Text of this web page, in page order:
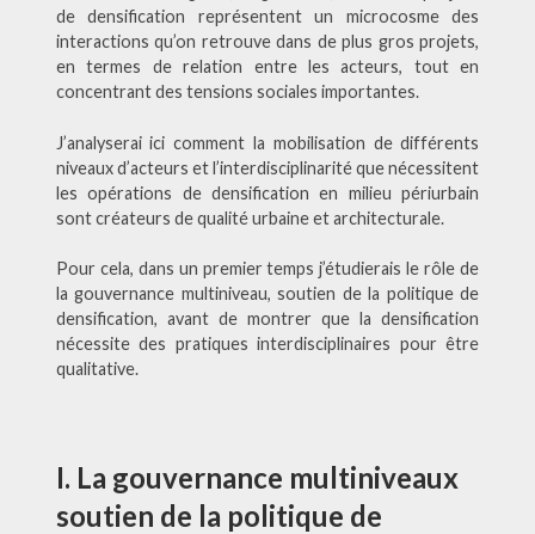
de densification représentent un microcosme des
interactions qu’on retrouve dans de plus gros projets,
en termes de relation entre les acteurs, tout en
concentrant des tensions sociales importantes.
J’analyserai ici comment la mobilisation de différents
niveaux d’acteurs et l’interdisciplinaritéque nécessitent
les opérations de densification en milieu périurbain
sont créateurs de qualité urbaine et architecturale.
Pour cela, dans un premier temps j’étudierais le rôle de
la gouvernance multiniveau, soutien de la politique de
densification, avant de montrer que la densification
nécessite des pratiques interdisciplinaires pour être
qualitative.
I. La gouvernance multiniveaux
soutien de la politique de